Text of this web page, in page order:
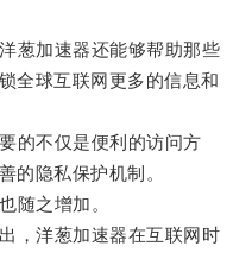
加速器还能够帮助那些
全球互联网更多的信息和
不仅是便利的访问方
的隐私保护机制。
之增加。
洋葱加速器在互联网时